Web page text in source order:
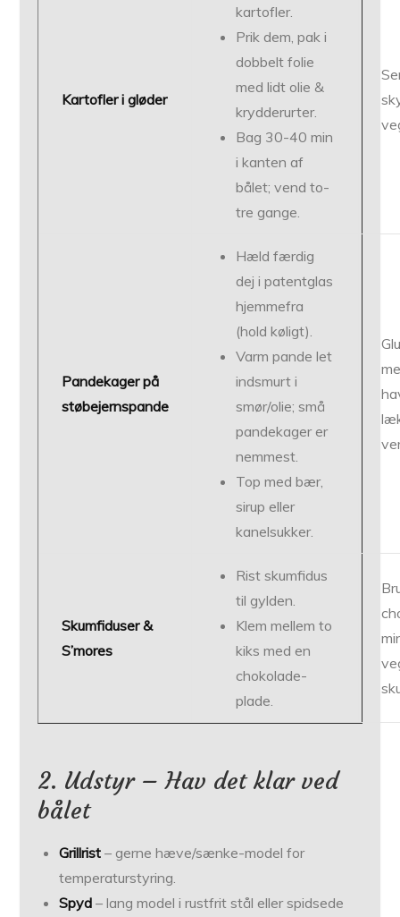
Kartofler i gløder
kartofler.
Prik dem, pak i
dobbelt folie
med lidt olie &
krydderurter.
Bag 30-40 min
i kanten af
bålet; vend to-
tre gange.
Pandekager på
støbejernspande
Hæld færdig
dej i patentglas
hjemmefra
(hold køligt).
Varm pande let
indsmurt i
smør/olie; små
pandekager er
nemmest.
Top med bær,
sirup eller
kanel­sukker.
Skumfiduser &
S’mores
Rist skumfidus
til gylden.
Klem mellem to
kiks med en
chokolade­
plade.
2. Udstyr – Hav det klar ved
bålet
Grillrist – gerne hæve/sænke-model for
temperaturstyring.
Spyd – lang model i rustfrit stål eller spidsede